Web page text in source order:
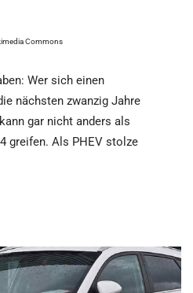
Commons
Wer sich einen
nächsten zwanzig Jahre
gar nicht anders als
greifen. Als PHEV stolze